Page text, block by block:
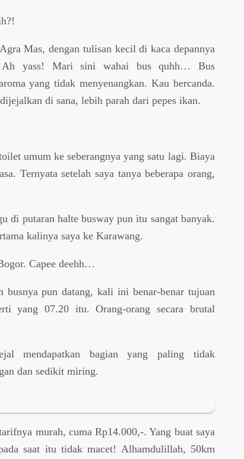
Mas, dengan tulisan kecil di kaca depannya
Ah yass! Mari sini wahai bus quhh… Bus
yang tidak menyenangkan. Kau bercanda.
di sana, lebih parah dari pepes ikan.
umum ke seberangnya yang satu lagi. Biaya
Ternyata setelah saya tanya beberapa orang,
di putaran halte busway pun itu sangat banyak.
kalinya saya ke Karawang.
Capee deehh…
busnya pun datang, kali ini benar-benar tujuan
yang 07.20 itu. Orang-orang secara brutal
mendapatkan bagian yang paling tidak
dan sedikit miring.
murah, cuma Rp14.000,-. Yang buat saya
saat itu tidak macet! Alhamdulillah, 50km